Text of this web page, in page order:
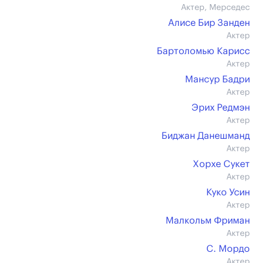
Актер, Мерседес
Алисе Бир Занден
Актер
Бартоломью Карисс
Актер
Мансур Бадри
Актер
Эрих Редмэн
Актер
Биджан Данешманд
Актер
Хорхе Сукет
Актер
Куко Усин
Актер
Малкольм Фриман
Актер
С. Мордо